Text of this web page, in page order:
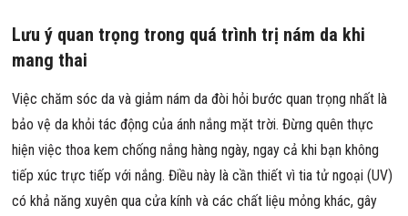
Lưu ý quan trọng trong quá trình trị nám da khi
mang thai
Việc chăm sóc da và giảm nám da đòi hỏi bước quan trọng nhất là
bảo vệ da khỏi tác động của ánh nắng mặt trời. Đừng quên thực
hiện việc thoa kem chống nắng hàng ngày, ngay cả khi bạn không
tiếp xúc trực tiếp với nắng. Điều này là cần thiết vì tia tử ngoại (UV)
có khả năng xuyên qua cửa kính và các chất liệu mỏng khác, gây